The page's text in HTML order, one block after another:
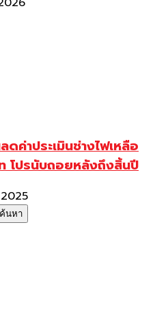
ค่าประเมินช่างไฟเหลือ
โปรนับถอยหลังถึงสิ้นปี